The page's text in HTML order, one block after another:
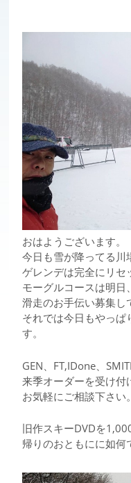
おはようございます。
今日も雪が降ってる川
ゲレンデは完全にリセ
モーグルコースは明日
滑走のお手伝い募集し
それでは今日もやっぱ
す。
GEN、FT,IDone、
来季オーダーを受け付
お気軽にご相談下さい。
旧作スキーDVDを
帰りのおともにに如何